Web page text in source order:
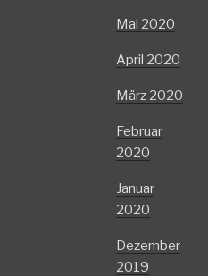
Mai 2020
April 2020
März 2020
Februar
2020
Januar
2020
Dezember
2019